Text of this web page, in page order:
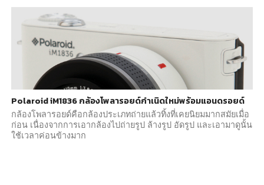
Polaroid iM1836 กล้องโพลารอยด์กำเนิดใหม่พร้อมแอนดรอยด์
กล้องโพลารอยด์คือกล้องประเภทถ่ายแล้วทิ้งที่เคยนิยมมากสมัยเมื่อ
ก่อน เนื่องจากการเอากล้องไปถ่ายรูป ล้างรูป อัดรูป และเอามาดูนั้น
ใช้เวลาค่อนข้างมาก